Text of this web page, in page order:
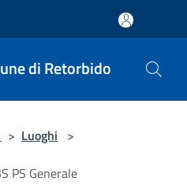
di Retorbido
> Luoghi >
PS Generale